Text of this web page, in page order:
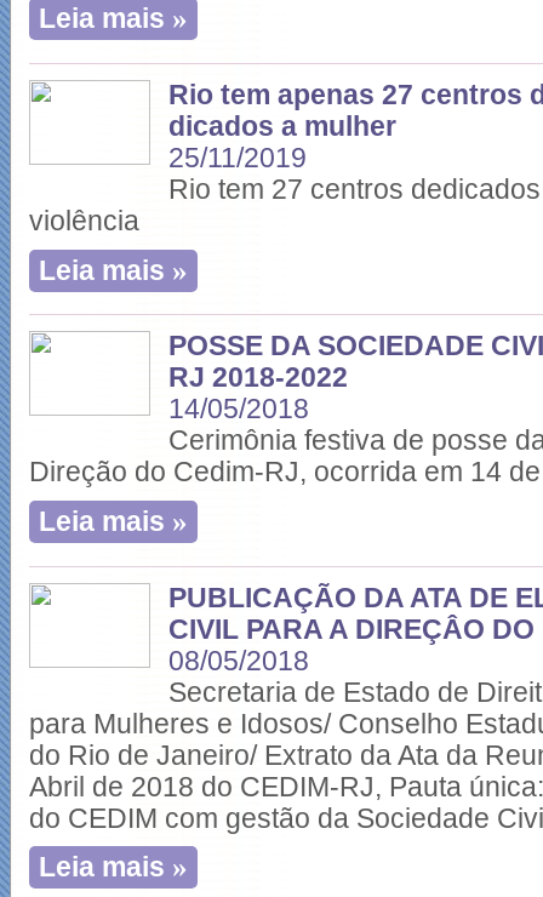
Leia mais »
Rio tem apenas 27 centros
dicados a mulher
25/11/2019
Rio tem 27 centros
violência
Leia mais »
POSSE DA SOCIEDADE
RJ 2018-2022
14/05/2018
Cerimônia festiva de posse
Direção do Cedim-RJ, ocorrida em 14
Leia mais »
PUBLICAÇÃO DA ATA DE
CIVIL PARA A DIREÇÂO
08/05/2018
Secretaria de Estado de
para Mulheres e Idosos/ Conselho
do Rio de Janeiro/ Extrato da Ata da
Abril de 2018 do CEDIM-RJ, Pauta
do CEDIM com gestão da Sociedade
Leia mais »